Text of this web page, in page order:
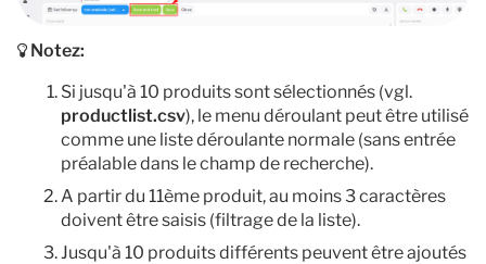
Notez:
Si jusqu'à 10 produits sont sélectionnés (vgl.
productlist.csv), le menu déroulant peut être utilisé
comme une liste déroulante normale (sans entrée
préalable dans le champ de recherche).
A partir du 11ème produit, au moins 3 caractères
doivent être saisis (filtrage de la liste).
Jusqu'à 10 produits différents peuvent être ajoutés